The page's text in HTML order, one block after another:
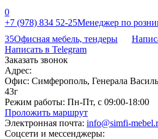
0
+7 (978) 834 52-25Менеджер по
35Офисная мебель, тендеры
Написать в Telegram
Заказать звонок
Адрес:
Офис: Симферополь, Генерала
43г
Режим работы: Пн-Пт, с 09:00-18:00
Проложить маршрут
Электронная почта: info@simfi-
Соцсети и мессенджеры: